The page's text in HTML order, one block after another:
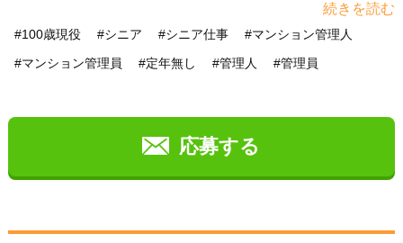
分。会長の開会挨拶の後、エリアごとのグールプに分かれ
て討議です。テーマは「居住者様に喜ばれるプロの清掃と
は」。ショットガン討議方式で短時間ですが全員が発言し
事は常に課題があり、新人も次々と入ってこられるので、
課題を共有したり解決策を考え出したりしていくことがと
の確認です。いつも頑張っている皆さんも自分の姿はなか
続きを読む
#100歳現役 #シニア #シニア仕事
#マンション管理人
#マンション管理員
#定年無し #管理人 #管理員
応募する